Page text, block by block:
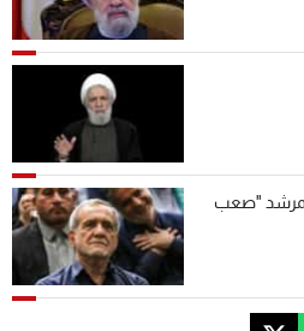
المرشد "صعب